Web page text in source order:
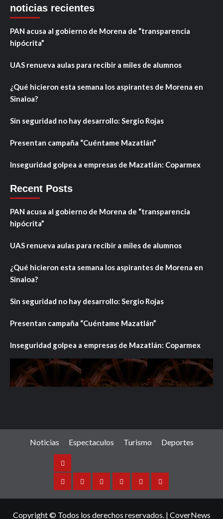
noticias recientes
PAN acusa al gobierno de Morena de “transparencia
hipócrita”
UAS renueva aulas para recibir a miles de alumnos
¿Qué hicieron esta semana los aspirantes de Morena en
Sinaloa?
Sin seguridad no hay desarrollo: Sergio Rojas
Presentan campaña “Cuéntame Mazatlán”
Inseguridad golpea a empresas de Mazatlán: Coparmex
Recent Posts
PAN acusa al gobierno de Morena de “transparencia
hipócrita”
UAS renueva aulas para recibir a miles de alumnos
¿Qué hicieron esta semana los aspirantes de Morena en
Sinaloa?
Sin seguridad no hay desarrollo: Sergio Rojas
Presentan campaña “Cuéntame Mazatlán”
Inseguridad golpea a empresas de Mazatlán: Coparmex
Noticias Espectaculos Turismo Deportes
Noticias
SinaloaNacionalInternacionalEspectaculos
TurismoDeportes
Copyright © Todos los derechos reservados. | CoverNews